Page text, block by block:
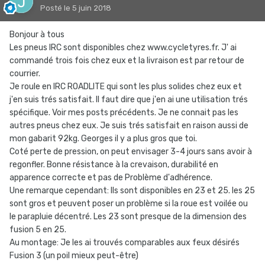
Posté le 5 juin 2018
Bonjour à tous
Les pneus IRC sont disponibles chez www.cycletyres.fr. J' ai
commandé trois fois chez eux et la livraison est par retour de
courrier.
Je roule en IRC ROADLITE qui sont les plus solides chez eux et
j'en suis trés satisfait. Il faut dire que j'en ai une utilisation trés
spécifique. Voir mes posts précédents. Je ne connait pas les
autres pneus chez eux. Je suis trés satisfait en raison aussi de
mon gabarit 92kg. Georges il y a plus gros que toi.
Coté perte de pression, on peut envisager 3-4 jours sans avoir à
regonfler. Bonne résistance à la crevaison, durabilité en
apparence correcte et pas de Problème d'adhérence.
Une remarque cependant: Ils sont disponibles en 23 et 25. les 25
sont gros et peuvent poser un problème si la roue est voilée ou
le parapluie décentré. Les 23 sont presque de la dimension des
fusion 5 en 25.
Au montage: Je les ai trouvés comparables aux feux désirés
Fusion 3 (un poil mieux peut-être)